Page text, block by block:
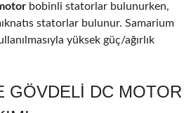
bobinli statorlar bulunurken,
statorlar bulunur. Samarium
yüksek güç/ağırlık
GÖVDELI DC MOTOR